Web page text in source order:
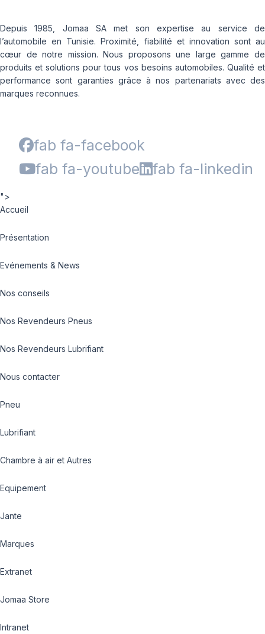
Depuis 1985, Jomaa SA met son expertise au service de
l’automobile en Tunisie. Proximité, fiabilité et innovation sont au
cœur de notre mission. Nous proposons une large gamme de
produits et solutions pour tous vos besoins automobiles. Qualité et
performance sont garanties grâce à nos partenariats avec des
marques reconnues.
fab fa-facebook
fab fa-youtube
fab fa-linkedin
">
Accueil
Présentation
Evénements & News
Nos conseils
Nos Revendeurs Pneus
Nos Revendeurs Lubrifiant
Nous contacter
Pneu
Lubrifiant
Chambre à air et Autres
Equipement
Jante
Marques
Extranet
Jomaa Store
Intranet